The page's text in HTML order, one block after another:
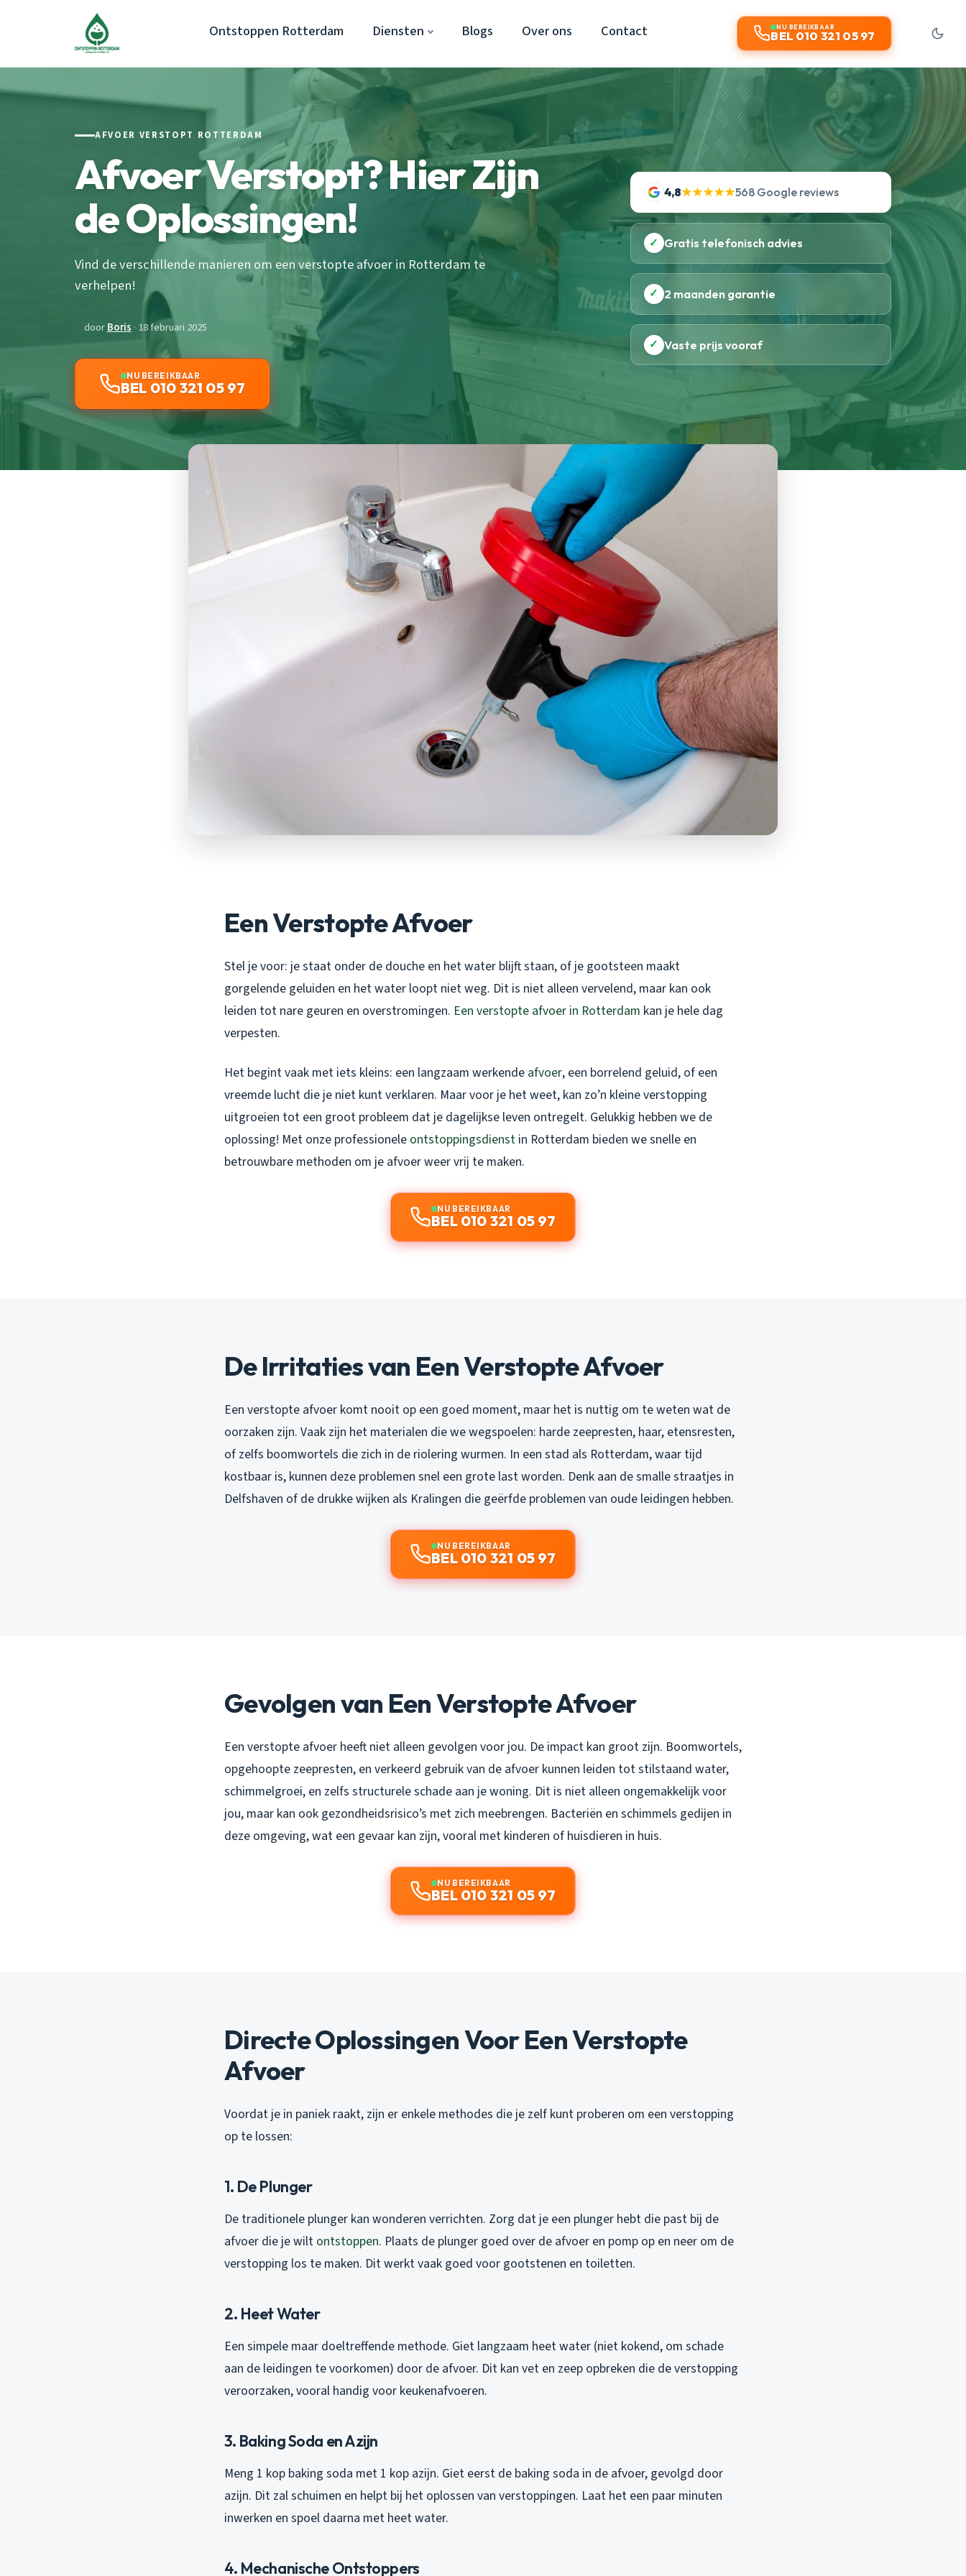
Ontstoppen Rotterdam Diensten Blogs Over ons Contact NU BEREIKBAAR
BEL 010 321 05 97
AFVOER VERSTOPT ROTTERDAM
Afvoer Verstopt? Hier Zijn
de Oplossingen!
Vind de verschillende manieren om een verstopte afvoer in Rotterdam te
verhelpen!
doorBoris · 18 februari 2025
NU BEREIKBAAR
BEL 010 321 05 97
4,8★★★★★568 Google reviews
✓ Gratis telefonisch advies
✓ 2 maanden garantie
✓ Vaste prijs vooraf
Een Verstopte Afvoer
Stel je voor: je staat onder de douche en het water blijft staan, of je gootsteen maakt
gorgelende geluiden en het water loopt niet weg. Dit is niet alleen vervelend, maar kan ook
leiden tot nare geuren en overstromingen. Een verstopte afvoer in Rotterdam kan je hele dag
verpesten.
Het begint vaak met iets kleins: een langzaam werkende afvoer, een borrelend geluid, of een
vreemde lucht die je niet kunt verklaren. Maar voor je het weet, kan zo’n kleine verstopping
uitgroeien tot een groot probleem dat je dagelijkse leven ontregelt. Gelukkig hebben we de
oplossing! Met onze professionele ontstoppingsdienst in Rotterdam bieden we snelle en
betrouwbare methoden om je afvoer weer vrij te maken.
NU BEREIKBAAR
BEL 010 321 05 97
De Irritaties van Een Verstopte Afvoer
Een verstopte afvoer komt nooit op een goed moment, maar het is nuttig om te weten wat de
oorzaken zijn. Vaak zijn het materialen die we wegspoelen: harde zeepresten, haar, etensresten,
of zelfs boomwortels die zich in de riolering wurmen. In een stad als Rotterdam, waar tijd
kostbaar is, kunnen deze problemen snel een grote last worden. Denk aan de smalle straatjes in
Delfshaven of de drukke wijken als Kralingen die geërfde problemen van oude leidingen hebben.
NU BEREIKBAAR
BEL 010 321 05 97
Gevolgen van Een Verstopte Afvoer
Een verstopte afvoer heeft niet alleen gevolgen voor jou. De impact kan groot zijn. Boomwortels,
opgehoopte zeepresten, en verkeerd gebruik van de afvoer kunnen leiden tot stilstaand water,
schimmelgroei, en zelfs structurele schade aan je woning. Dit is niet alleen ongemakkelijk voor
jou, maar kan ook gezondheidsrisico’s met zich meebrengen. Bacteriën en schimmels gedijen in
deze omgeving, wat een gevaar kan zijn, vooral met kinderen of huisdieren in huis.
NU BEREIKBAAR
BEL 010 321 05 97
Directe Oplossingen Voor Een Verstopte
Afvoer
Voordat je in paniek raakt, zijn er enkele methodes die je zelf kunt proberen om een verstopping
op te lossen:
1. De Plunger
De traditionele plunger kan wonderen verrichten. Zorg dat je een plunger hebt die past bij de
afvoer die je wilt ontstoppen. Plaats de plunger goed over de afvoer en pomp op en neer om de
verstopping los te maken. Dit werkt vaak goed voor gootstenen en toiletten.
2. Heet Water
Een simpele maar doeltreffende methode. Giet langzaam heet water (niet kokend, om schade
aan de leidingen te voorkomen) door de afvoer. Dit kan vet en zeep opbreken die de verstopping
veroorzaken, vooral handig voor keukenafvoeren.
3. Baking Soda en Azijn
Meng 1 kop baking soda met 1 kop azijn. Giet eerst de baking soda in de afvoer, gevolgd door
azijn. Dit zal schuimen en helpt bij het oplossen van verstoppingen. Laat het een paar minuten
inwerken en spoel daarna met heet water.
4. Mechanische Ontstoppers